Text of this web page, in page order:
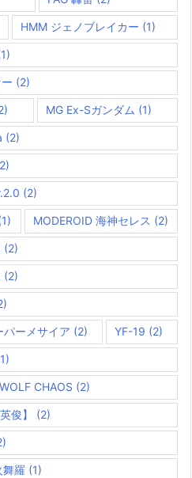
HMM ジェノブレイカー (1)
(2)
MG Ex-Sガンダム (1)
(2)
(2)
MODEROID 海神セレス (2)
(2)
(2)
パーメサイア (2) YF-19 (2)
CHAOS (2)
俊】 (2)
舞羅 (1)